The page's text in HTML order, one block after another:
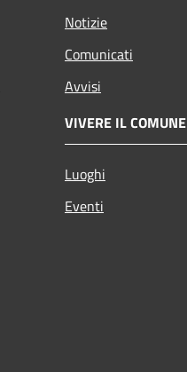
Notizie
Comunicati
Avvisi
VIVERE IL COMUNE
Luoghi
Eventi